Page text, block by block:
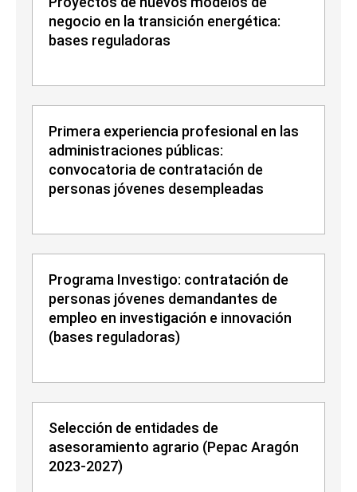
negocio en la transición energética:
bases reguladoras
Primera experiencia profesional en las
administraciones públicas:
convocatoria de contratación de
personas jóvenes desempleadas
Programa Investigo: contratación de
personas jóvenes demandantes de
empleo en investigación e innovación
(bases reguladoras)
Selección de entidades de
asesoramiento agrario (Pepac Aragón
2023-2027)